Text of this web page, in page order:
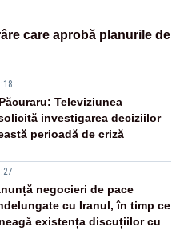
care aprobă planurile de
Televiziunea
investigarea deciziilor
perioadă de criză
negocieri de pace
cu Iranul, în timp ce
existența discuțiilor cu